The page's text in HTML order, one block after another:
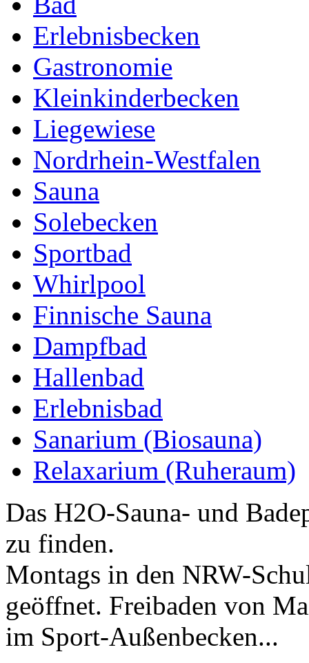
Erlebnisbecken
Gastronomie
Kleinkinderbecken
Liegewiese
Nordrhein-Westfalen
Sauna
Solebecken
Sportbad
Whirlpool
Finnische Sauna
Dampfbad
Hallenbad
Erlebnisbad
Sanarium (Biosauna)
Relaxarium (Ruheraum)
Das H2O-Sauna- und
zu finden.
Montags in den NRW-
geöffnet. Freibaden von
im Sport-Außenbecken...